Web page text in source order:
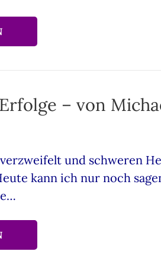
– von
und schweren
kann ich nur noch